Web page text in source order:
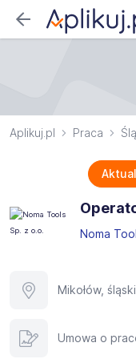
Aplikuj.pl Praca
Noma
Mikołów,
Umowa o